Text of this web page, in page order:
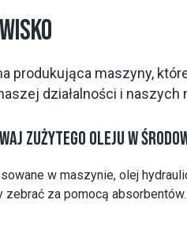
produkująca maszyny,
działalności i
ZUŻYTEGO OLEJU W
w maszynie, olej
zebrać za pomocą absorbentów.